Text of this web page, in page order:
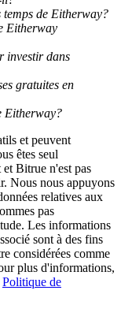
temps de Eitherway?
Eitherway
investir dans
gratuites en
Eitherway?
et peuvent
êtes seul
et Bitrue n'est pas
Nous nous appuyons
relatives aux
pas
Les informations
sont à des fins
considérées comme
plus d'informations,
Politique de